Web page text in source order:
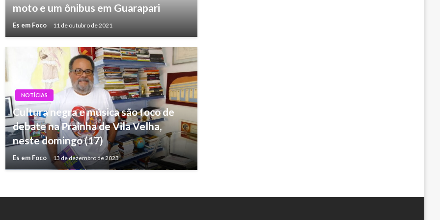
moto e um ônibus em Guarapari
Es em Foco 11 de outubro de 2021
NOTÍCIAS
Cultura negra e música são foco de
debate na Prainha de Vila Velha,
neste domingo (17)
Es em Foco 13 de dezembro de 2023